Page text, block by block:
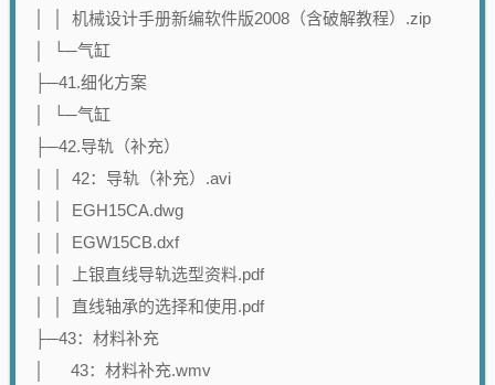
│ │ 机械设计手册新编软件版2008（含破解教程）.zip
│ └─气缸
├─41.细化方案
│ └─气缸
├─42.导轨（补充）
│ │ 42：导轨（补充）.avi
│ │ EGH15CA.dwg
│ │ EGW15CB.dxf
│ │ 上银直线导轨选型资料.pdf
│ │ 直线轴承的选择和使用.pdf
├─43：材料补充
│ 43：材料补充.wmv